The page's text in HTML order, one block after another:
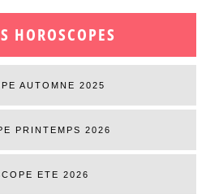
HOROSCOPES
AUTOMNE 2025
PRINTEMPS 2026
ETE 2026